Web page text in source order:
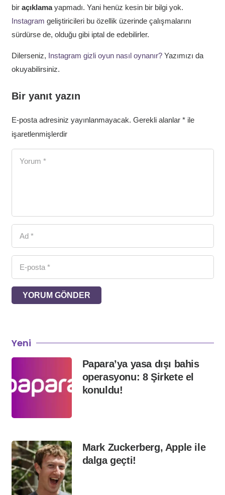
bir açıklamayapmadı. Yani henüz kesin bir bilgi yok.
Instagram geliştiricileri bu özellik üzerinde çalışmalarını
sürdürse de, olduğu gibi iptal de edebilirler.
Dilerseniz, Instagram gizli oyun nasıl oynanır?Yazımızı da
okuyabilirsiniz.
Bir yanıt yazın
E-posta adresiniz yayınlanmayacak. Gerekli alanlar *ile
işaretlenmişlerdir
YORUM GÖNDER
Yeni
Papara’ya yasa dışı bahis
operasyonu: 8 Şirkete el
konuldu!
Mark Zuckerberg, Apple ile
dalga geçti!